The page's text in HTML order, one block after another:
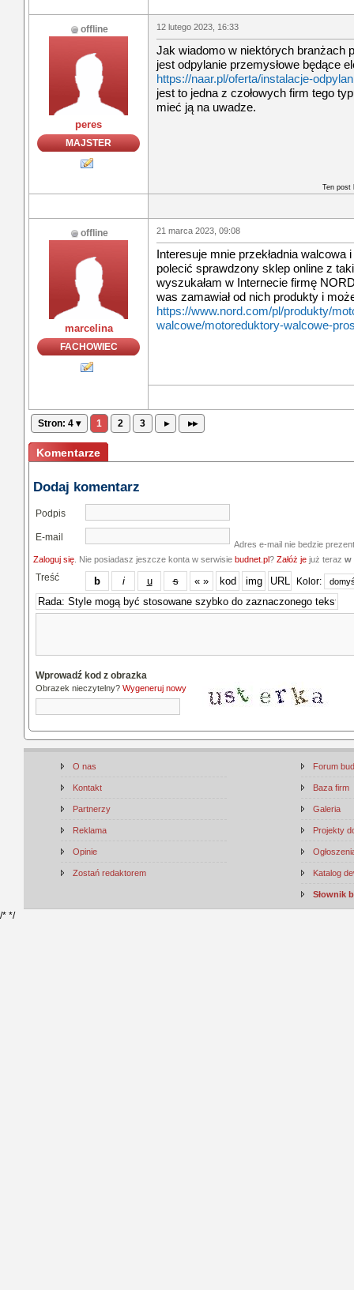
offline
peres
MAJSTER
12 lutego 2023, 16:33
Jak wiadomo w niektórych branżach
jest odpylanie przemysłowe będące
https://naar.pl/oferta/instalacje-
jest to jedna z czołowych firm tego
mieć ją na uwadze.
Ten post
offline
marcelina
FACHOWIEC
21 marca 2023, 09:08
Interesuje mnie przekładnia
polecić sprawdzony sklep online z
wyszukałam w Internecie firmę
was zamawiał od nich produkty i
https://www.nord.com/pl/produkty/
walcowe/motoreduktory-walcowe-
Stron: 4 ▾ 1 2 3 ▸ ▸▸
Komentarze
Dodaj komentarz
Podpis
E-mail
Adres e-mail nie bedzie
Zaloguj się . Nie posiadasz jeszcze konta w serwisie budnet.pl? Załóż je już teraz w
Treść Kolor:
Wprowadź kod z obrazka
Obrazek nieczytelny? Wygeneruj nowy
O nas
Kontakt
Partnerzy
Reklama
Opinie
Zostań redaktorem
Forum
Baza firm
Galeria
Projekty
Katalog
Słownik
/* */